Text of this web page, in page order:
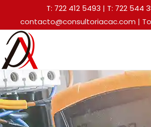
T: 722 412 5493 | T: 722 544
contacto@consultoriacac.com |